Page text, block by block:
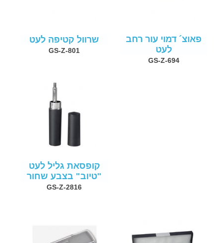
פאוצ´ דמוי עור רחב
לעט
GS-Z-694
שרוול קטיפה לעט
GS-Z-801
קופסאת גליל לעט
"טיוב" בצבע שחור
GS-Z-2816